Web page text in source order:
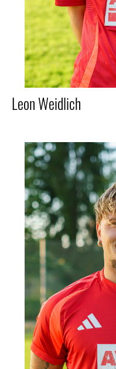
Leon Weidlich